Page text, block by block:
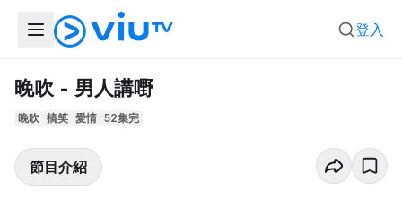
登入
晚吹 - 男人講嘢
晚吹 搞笑 愛情 52集完
節目介紹